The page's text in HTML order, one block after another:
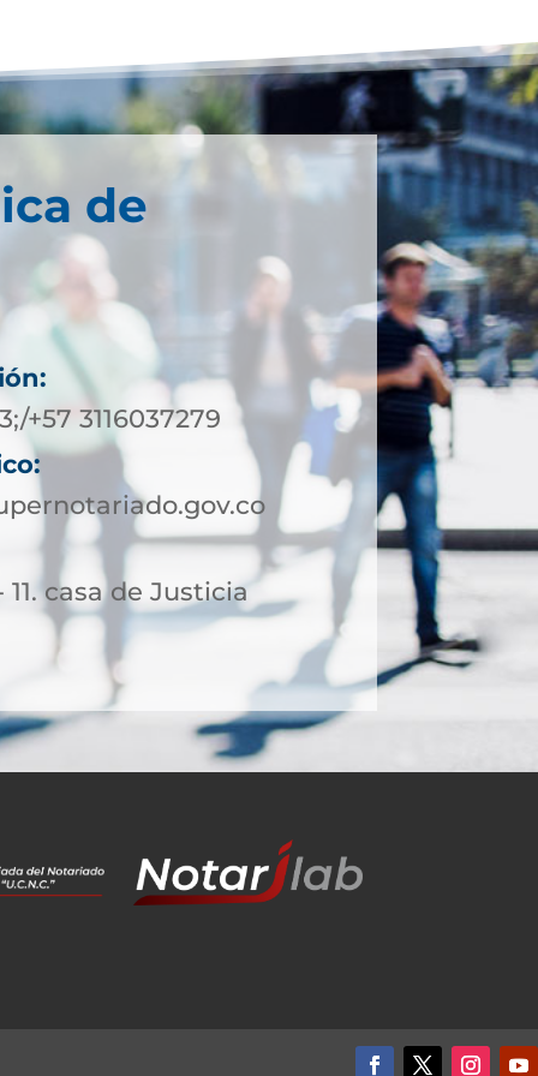
de
+57 3116037279
casa de Justicia